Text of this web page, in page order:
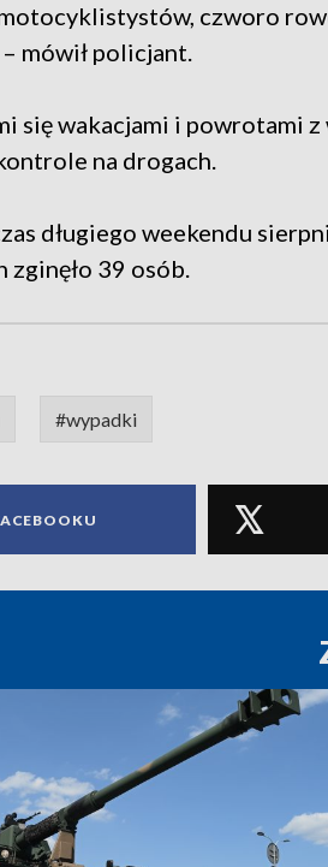
czworo
mówił policjant.
się wakacjami i powrotami
na drogach.
długiego weekendu
39 osób.
#wypadki